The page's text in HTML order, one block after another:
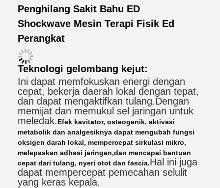
Penghilang Sakit Bahu ED
Shockwave Mesin Terapi Fisik Ed
Perangkat
Teknologi gelombang kejut:
Ini dapat memfokuskan energi dengan
cepat, bekerja daerah lokal dengan tepat,
dan dapat mengaktifkan tulang.Dengan
memijat dan memukul sel jaringan untuk
meledak.Efek kavitator, osteogenik, aktivasi
metabolik dan analgesiknya dapat mengubah fungsi
oksigen darah lokal, mempercepat sirkulasi mikro,
melepaskan adhesi jaringan,dan mencapai bantuan
cepat dari tulang, nyeri otot dan fascia.Hal ini juga
dapat mempercepat pemecahan selulit
yang keras kepala.